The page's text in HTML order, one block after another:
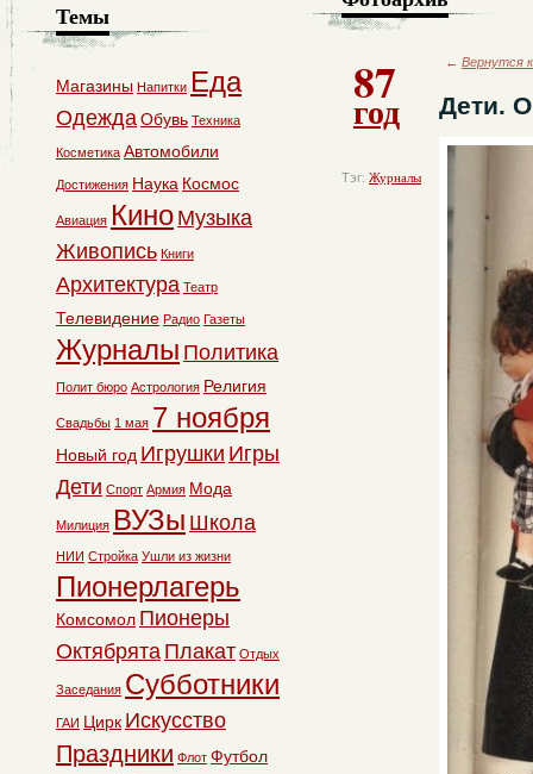
87
год
Тэг: Журналы
← Вернутся
Дети.
Темы
Магазины Напитки Еда
ОдеждаОбувь Техника
Косметика Автомобили
Достижения Наука Космос
Авиация Кино Музыка
Живопись Книги
Архитектура Театр
Телевидение Радио Газеты
Журналы Политика
Полит бюро Астрология Религия
Свадьбы 1 мая 7 ноября
Новый год Игрушки Игры
Дети Спорт Армия Мода
Милиция ВУЗы Школа
НИИ Стройка Ушли из жизни
Пионерлагерь
Комсомол Пионеры
Октябрята Плакат Отдых
Заседания Субботники
ГАИ Цирк Искусство
Праздники Флот Футбол